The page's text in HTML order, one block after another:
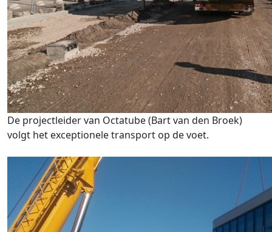
De projectleider van Octatube (Bart van den Broek)
volgt het exceptionele transport op de voet.